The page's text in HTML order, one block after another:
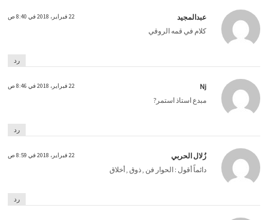
عبدالمجيد 22 فبراير، 2018 في 8:40 ص
كلام في قمه الروقي
رد
Nj 22 فبراير، 2018 في 8:46 ص
مبدع استاذ استمر?
رد
زُلال الحربي 22 فبراير، 2018 في 8:59 ص
‏دائماً أقول : الحوار فن , ذوق , أخلاق
رد